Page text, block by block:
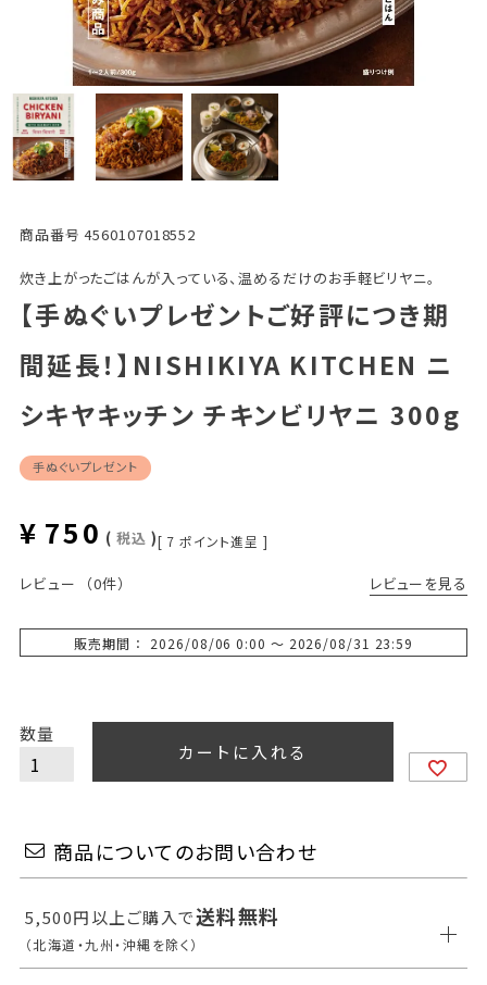
商品番号 4560107018552
炊き上がったごはんが入っている、温めるだけのお手軽ビリヤニ。
【手ぬぐいプレゼントご好評につき期
間延長！】NISHIKIYA KITCHEN ニ
シキヤキッチン チキンビリヤニ 300g
手ぬぐいプレゼント
¥ 750 税込 [ 7 ポイント進呈 ]
レビュー （0件） レビューを見る
販売期間 2026/08/06 0:00 〜 2026/08/31 23:59
カートに入れる
商品についてのお問い合わせ
5,500円以上ご購入で送料無料
（北海道・九州・沖縄を除く）